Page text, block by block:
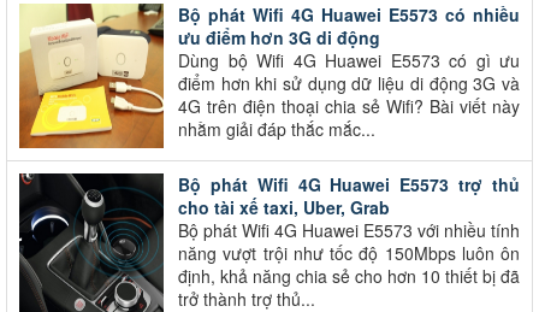
Bộ phát Wifi 4G Huawei E5573 có nhiều
ưu điểm hơn 3G di động
Dùng bộ Wifi 4G Huawei E5573 có gì ưu
điểm hơn khi sử dụng dữ liệu di động 3G và
4G trên điện thoại chia sẻ Wifi? Bài viết này
nhằm giải đáp thắc mắc...
Bộ phát Wifi 4G Huawei E5573 trợ thủ
cho tài xế taxi, Uber, Grab
Bộ phát Wifi 4G Huawei E5573 với nhiều tính
năng vượt trội như tốc độ 150Mbps luôn ôn
định, khả năng chia sẻ cho hơn 10 thiết bị đã
trở thành trợ thủ...